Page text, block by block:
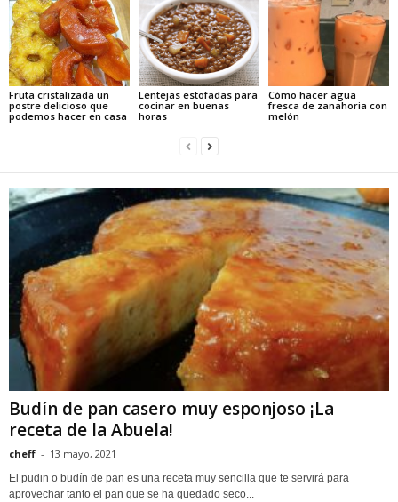
Fruta cristalizada un
postre delicioso que
podemos hacer en casa
Lentejas estofadas para
cocinar en buenas
horas
Cómo hacer agua
fresca de zanahoria con
melón
Budín de pan casero muy esponjoso ¡La
receta de la Abuela!
cheff - 13 mayo, 2021
El pudin o budín de pan es una receta muy sencilla que te servirá para
aprovechar tanto el pan que se ha quedado seco...